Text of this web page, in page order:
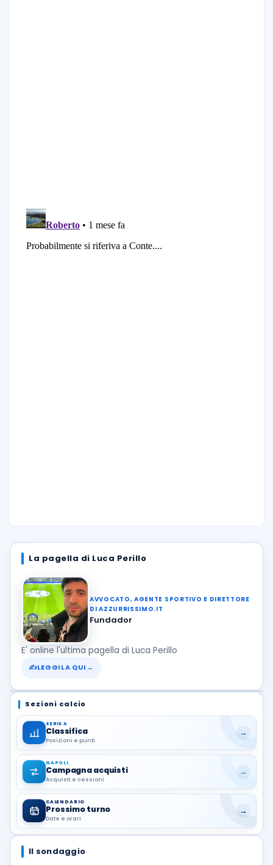
La pagella di Luca Perillo
AVVOCATO, AGENTE SPORTIVO E DIRETTORE
DI AZZURRISSIMO.IT
Fundador
E' online l'ultima pagella di Luca Perillo
✍LEGGILA QUI →
Sezioni calcio
SERIE A
Classifica
Posizioni e punti
→
NAPOLI
Campagna acquisti
Acquisti e cessioni
→
CALENDARIO
Prossimo turno
Date e orari
→
Il sondaggio